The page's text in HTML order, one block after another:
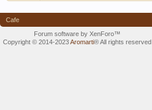
Cafe
Forum software by XenForo™
Copyright © 2014-2023Aromarti®All rights reserved